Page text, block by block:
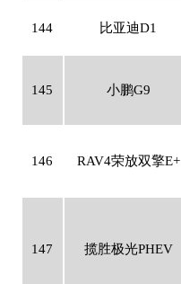
144 比亚迪D1
145 小鹏G9
146 RAV4荣放双擎E+
147 揽胜极光PHEV